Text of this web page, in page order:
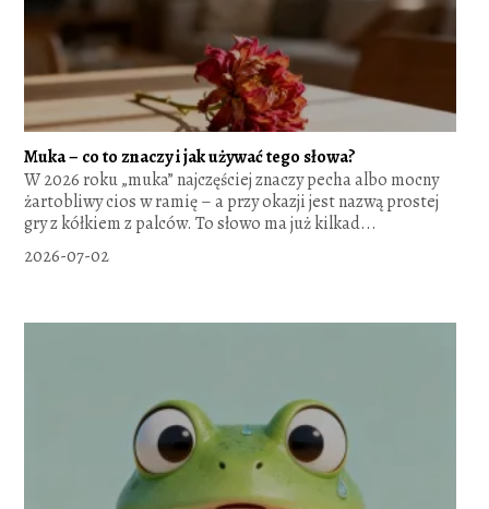
Muka – co to znaczy i jak używać tego słowa?
W 2026 roku „muka” najczęściej znaczy pecha albo mocny
żartobliwy cios w ramię – a przy okazji jest nazwą prostej
gry z kółkiem z palców. To słowo ma już kilkad...
2026-07-02